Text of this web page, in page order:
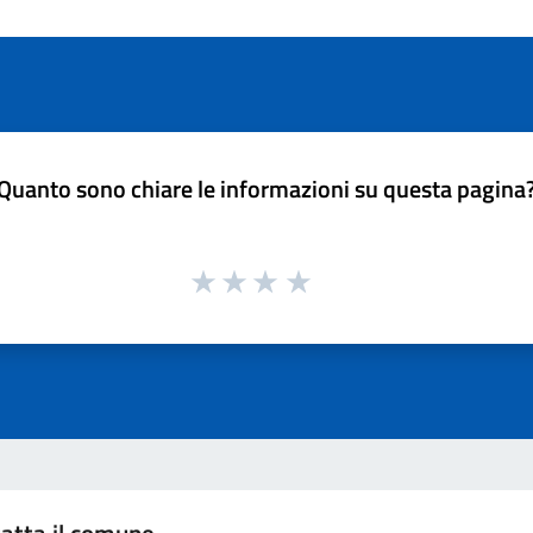
sono chiare le informazioni su questa